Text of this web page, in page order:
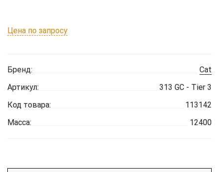
Цена по запросу
Бренд:
Cat
Артикул:
313 GC - Tier 3
Код товара:
113142
Масса:
12400